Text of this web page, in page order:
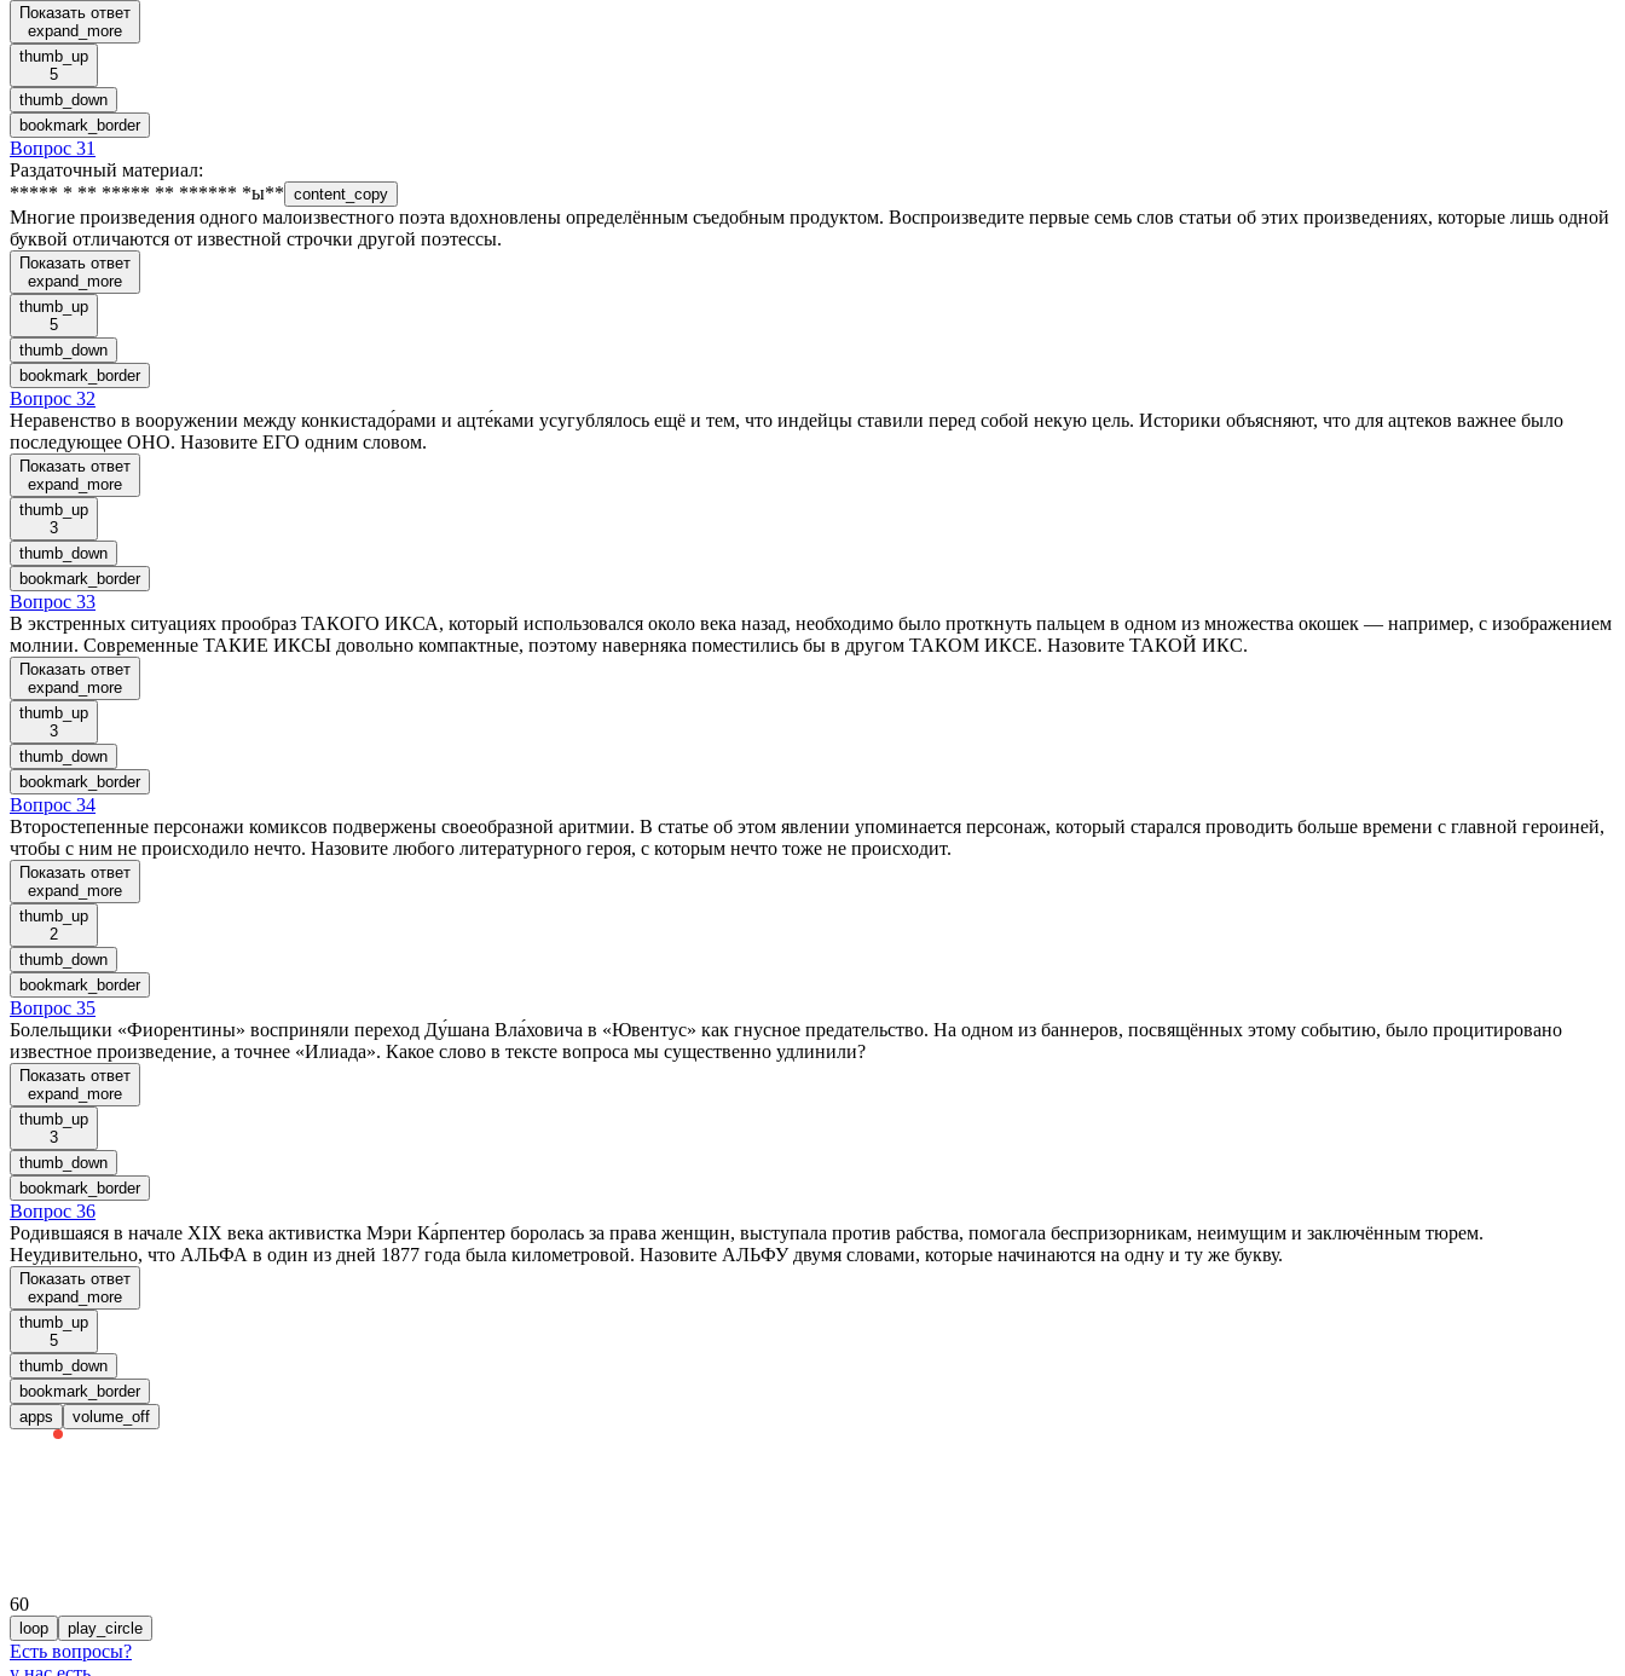
Показать ответ
expand_more
thumb_up
5
thumb_down
bookmark_border
Вопрос 31
Раздаточный материал:
***** * ** ***** ** ****** *ы** content_copy
Многие произведения одного малоизвестного поэта вдохновлены определённым съедобным продуктом. Воспроизведите первые семь слов статьи об этих произведениях, которые лишь одной
буквой отличаются от известной строчки другой поэтессы.
Показать ответ
expand_more
thumb_up
5
thumb_down
bookmark_border
Вопрос 32
Неравенство в вооружении между конкистадо́рами и ацте́ками усугублялось ещё и тем, что индейцы ставили перед собой некую цель. Историки объясняют, что для ацтеков важнее было
последующее ОНО. Назовите ЕГО одним словом.
Показать ответ
expand_more
thumb_up
3
thumb_down
bookmark_border
Вопрос 33
В экстренных ситуациях прообраз ТАКОГО ИКСА, который использовался около века назад, необходимо было проткнуть пальцем в одном из множества окошек — например, с изображением
молнии. Современные ТАКИЕ ИКСЫ довольно компактные, поэтому наверняка поместились бы в другом ТАКОМ ИКСЕ. Назовите ТАКОЙ ИКС.
Показать ответ
expand_more
thumb_up
3
thumb_down
bookmark_border
Вопрос 34
Второстепенные персонажи комиксов подвержены своеобразной аритмии. В статье об этом явлении упоминается персонаж, который старался проводить больше времени с главной героиней,
чтобы с ним не происходило нечто. Назовите любого литературного героя, с которым нечто тоже не происходит.
Показать ответ
expand_more
thumb_up
2
thumb_down
bookmark_border
Вопрос 35
Болельщики «Фиорентины» восприняли переход Ду́шана Вла́ховича в «Ювентус» как гнусное предательство. На одном из баннеров, посвящённых этому событию, было процитировано
известное произведение, а точнее «Илиада». Какое слово в тексте вопроса мы существенно удлинили?
Показать ответ
expand_more
thumb_up
3
thumb_down
bookmark_border
Вопрос 36
Родившаяся в начале XIX века активистка Мэри Ка́рпентер боролась за права женщин, выступала против рабства, помогала беспризорникам, неимущим и заключённым тюрем.
Неудивительно, что АЛЬФА в один из дней 1877 года была километровой. Назовите АЛЬФУ двумя словами, которые начинаются на одну и ту же букву.
Показать ответ
expand_more
thumb_up
5
thumb_down
bookmark_border
apps
volume_off
60
loop play_circle
Есть вопросы?